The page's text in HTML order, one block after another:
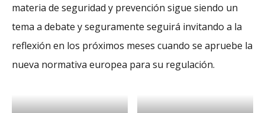
materia de seguridad y prevención sigue siendo un
tema a debate y seguramente seguirá invitando a la
reflexión en los próximos meses cuando se apruebe la
nueva normativa europea para su regulación.